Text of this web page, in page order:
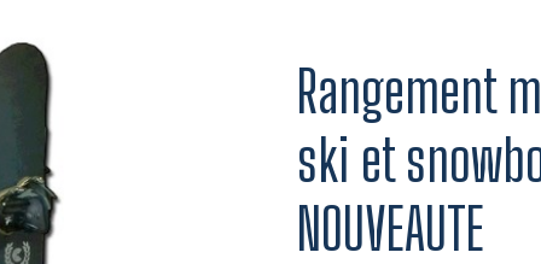
Rangement
ski et
NOUVEAUTE